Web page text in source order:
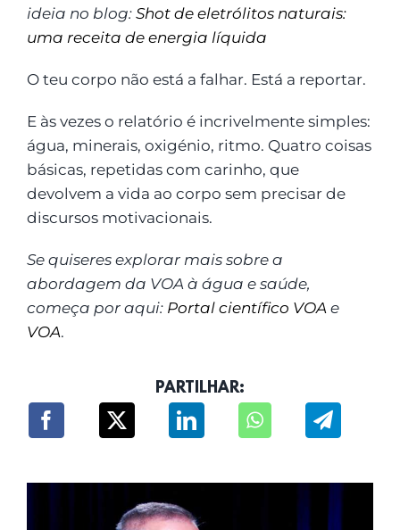
ideia no blog: Shot de eletrólitos naturais:
uma receita de energia líquida
O teu corpo não está a falhar. Está a reportar.
E às vezes o relatório é incrivelmente simples:
água, minerais, oxigénio, ritmo. Quatro coisas
básicas, repetidas com carinho, que
devolvem a vida ao corpo sem precisar de
discursos motivacionais.
Se quiseres explorar mais sobre a
abordagem da VOA à água e saúde,
começa por aqui: Portal científico VOAe
VOA.
PARTILHAR: